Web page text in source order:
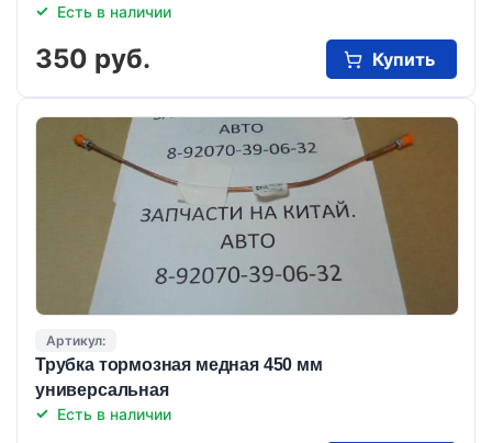
Есть в наличии
350 руб. Купить
Артикул:
Трубка тормозная медная 450 мм
универсальная
Есть в наличии